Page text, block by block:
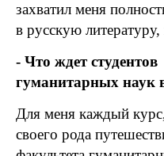
захватил меня
в русскую
- Что ждет студентов
гуманитарных наук
Для меня каждый
своего рода